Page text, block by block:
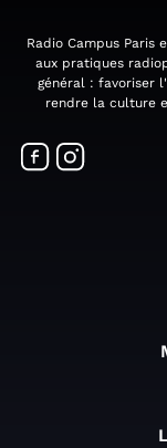
Radio Campus Paris
aux pratiques
général : favoriser
rendre la culture